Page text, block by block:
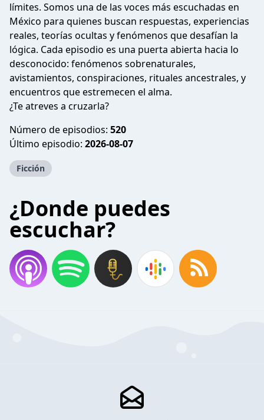
límites. Somos una de las voces más escuchadas en
México para quienes buscan respuestas, experiencias
reales, teorías ocultas y fenómenos que desafían la
lógica. Cada episodio es una puerta abierta hacia lo
desconocido: fenómenos sobrenaturales,
avistamientos, conspiraciones, rituales ancestrales, y
encuentros que estremecen el alma.
¿Te atreves a cruzarla?
Número de episodios: 520
Último episodio: 2026-08-07
Ficción
¿Donde puedes
escuchar?